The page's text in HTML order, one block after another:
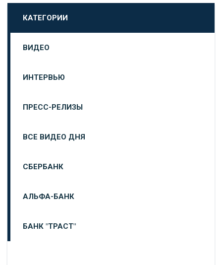
КАТЕГОРИИ
ВИДЕО
ИНТЕРВЬЮ
ПРЕСС-РЕЛИЗЫ
ВСЕ ВИДЕО ДНЯ
СБЕРБАНК
АЛЬФА-БАНК
БАНК "ТРАСТ"